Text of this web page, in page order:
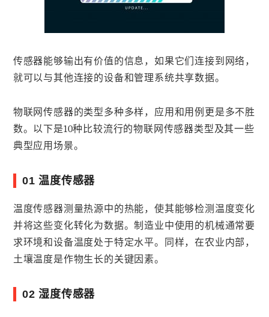
传感器能够输出有价值的信息，如果它们连接到网络，
就可以与其他连接的设备和管理系统共享数据。
物联网传感器的类型多种多样，应用和用例更是多不胜
数。以下是10种比较流行的物联网传感器类型及其一些
典型应用场景。
01 温度传感器
温度传感器测量热源中的热能，使其能够检测温度变化
并将这些变化转化为数据。制造业中使用的机械通常要
求环境和设备温度处于特定水平。同样，在农业内部，
土壤温度是作物生长的关键因素。
02 湿度传感器